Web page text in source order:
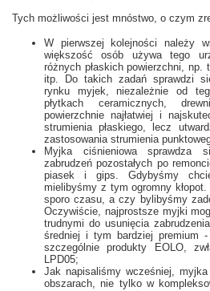
Tych możliwości jest mnóstwo, o czym
W pierwszej kolejności należy
większość osób używa tego
różnych płaskich powierzchni, np.
itp. Do takich zadań sprawdzi
rynku myjek, niezależnie od
płytkach ceramicznych,
powierzchnie najłatwiej i
strumienia płaskiego, lecz
zastosowania strumienia
Myjka ciśnieniowa sprawdza
zabrudzeń pozostałych po
piasek i gips. Gdybyśmy
mielibyśmy z tym ogromny
sporo czasu, a czy bylibyśmy
Oczywiście, najprostsze myjki
trudnymi do usunięcia
średniej i tym bardziej premium
szczególnie produkty EOLO,
LPD05;
Jak napisaliśmy wcześniej,
obszarach, nie tylko w